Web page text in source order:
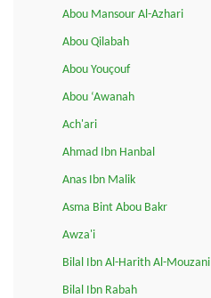
Abou Mansour Al-Azhari
Abou Qilabah
Abou Youçouf
Abou ‘Awanah
Ach'ari
Ahmad Ibn Hanbal
Anas Ibn Malik
Asma Bint Abou Bakr
Awza'i
Bilal Ibn Al-Harith Al-Mouzani
Bilal Ibn Rabah